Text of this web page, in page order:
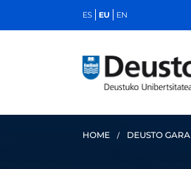
ES EU EN
HOME DEUSTO GARA